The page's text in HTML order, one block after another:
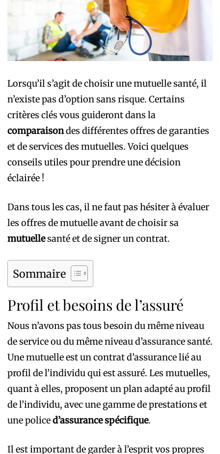
Lorsqu’il s’agit de choisir une mutuelle santé, il
n’existe pas d’option sans risque. Certains
critères clés vous guideront dans la
comparaisondes différentes offres de garanties
et de services des mutuelles. Voici quelques
conseils utiles pour prendre une décision
éclairée !
Dans tous les cas, il ne faut pas hésiter à évaluer
les offres de mutuelle avant de choisir sa
mutuellesanté et de signer un contrat.
Sommaire
Profil et besoins de l’assuré
Nous n’avons pas tous besoin du même niveau
de service ou du même niveau d’assurance santé.
Une mutuelle est un contrat d’assurance lié au
profil de l’individu qui est assuré. Les mutuelles,
quant à elles, proposent un plan adapté au profil
de l’individu, avec une gamme de prestations et
une policed’assurance spécifique.
Il est important de garder à l’esprit vos propres